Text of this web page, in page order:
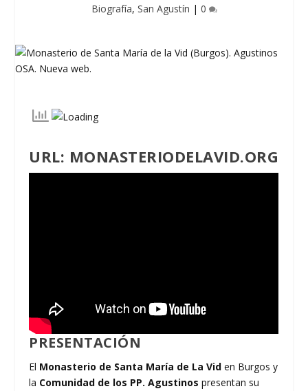
Biografía, San Agustín | 0
URL: MONASTERIODELAVID.ORG
PRESENTACIÓN
El Monasterio de Santa María de La Vid en Burgos y
la Comunidad de los PP. Agustinos presentan su